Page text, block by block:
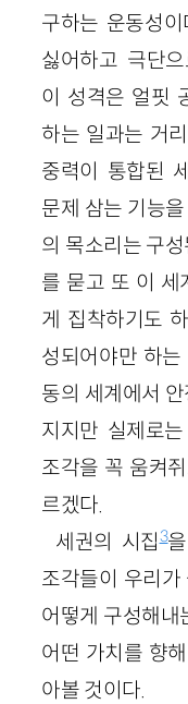
구하는 운동성
싫어하고 극단
이 성격은 얼핏
하는 일과는 거
중력이 통합된
문제 삼는 기능
의 목소리는 구
를 묻고 또 이 세
게 집착하기도
성되어야만 하
동의 세계에서
지지만 실제로
조각을 꼭 움켜
르겠다.
세권의 시집3
조각들이 우리
어떻게 구성해내
어떤 가치를 향
아볼 것이다.